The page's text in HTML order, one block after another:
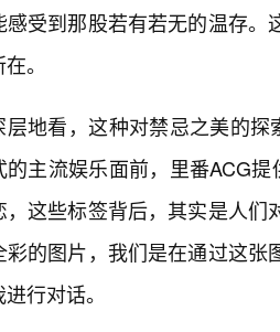
感受到那股若有若无的温存
。
层地看，这种对禁忌之美的探
的主流娱乐面前，里番ACG
，这些标签背后，其实是人
彩的图片，我们是在通过这
行对话。